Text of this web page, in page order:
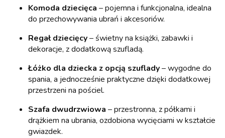
Komoda dziecięca – pojemna i funkcjonalna, idealna
do przechowywania ubrań i akcesoriów.
Regał dziecięcy– świetny na książki, zabawki i
dekoracje, z dodatkową szufladą.
Łóżko dla dziecka z opcją szuflady– wygodne do
spania, a jednocześnie praktyczne dzięki dodatkowej
przestrzeni na pościel.
Szafa dwudrzwiowa – przestronna, z półkami i
drążkiem na ubrania, ozdobiona wycięciami w kształcie
gwiazdek.